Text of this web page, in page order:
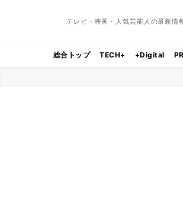
テレビ・映画・人気芸能人の最新情
総合トップ TECH+ +Digital